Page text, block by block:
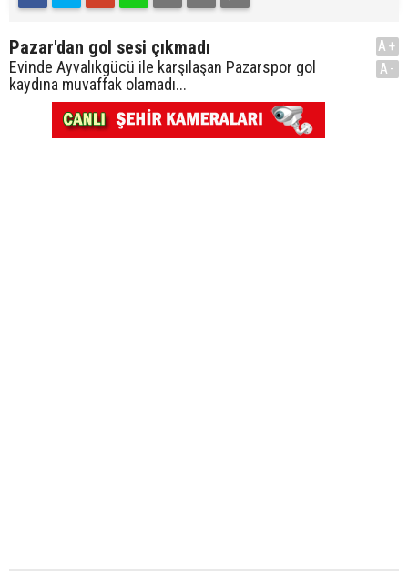
Pazar'dan gol sesi çıkmadı
Evinde Ayvalıkgücü ile karşılaşan Pazarspor gol
kaydına muvaffak olamadı...
A+
A-